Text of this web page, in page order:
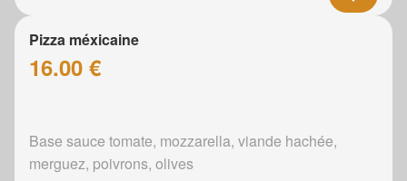
Pizza méxicaine
16.00 €
Base sauce tomate, mozzarella, viande hachée,
merguez, poivrons, olives